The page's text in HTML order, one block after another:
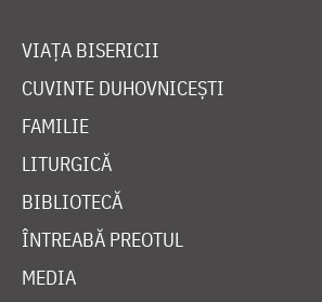
VIAȚA BISERICII
CUVINTE DUHOVNICEȘTI
FAMILIE
LITURGICĂ
BIBLIOTECĂ
ÎNTREABĂ PREOTUL
MEDIA